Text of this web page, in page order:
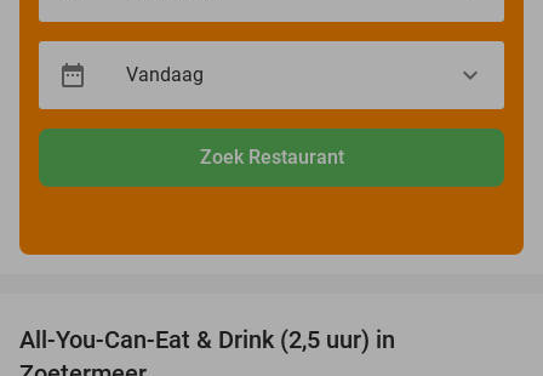
Zoek Restaurant
All-You-Can-Eat & Drink (2,5 uur) in